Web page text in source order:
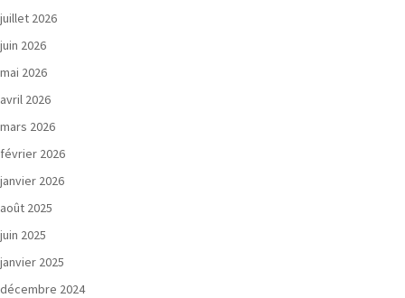
juillet 2026
juin 2026
mai 2026
avril 2026
mars 2026
février 2026
janvier 2026
août 2025
juin 2025
janvier 2025
décembre 2024